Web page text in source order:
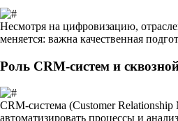
Несмотря на цифровизацию,
меняется: важна качественная
Роль CRM-систем и
CRM-система (Customer
автоматизировать процессы и